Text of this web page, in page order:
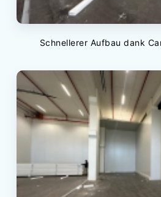
Schnellerer Aufbau dank